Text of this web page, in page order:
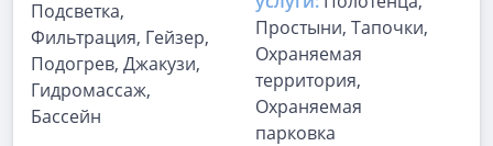
Подсветка,
Фильтрация, Гейзер,
Подогрев, Джакузи,
Гидромассаж,
Бассейн
Простыни, Тапочки,
Охраняемая
территория,
Охраняемая
парковка